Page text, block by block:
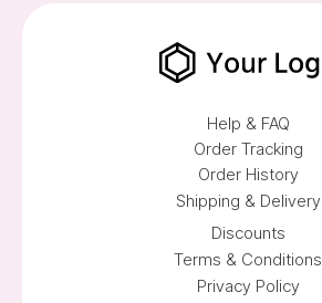
Help & FAQ
Order Tracking
Order History
Shipping & Delivery
Discounts
Terms & Conditions
Privacy Policy